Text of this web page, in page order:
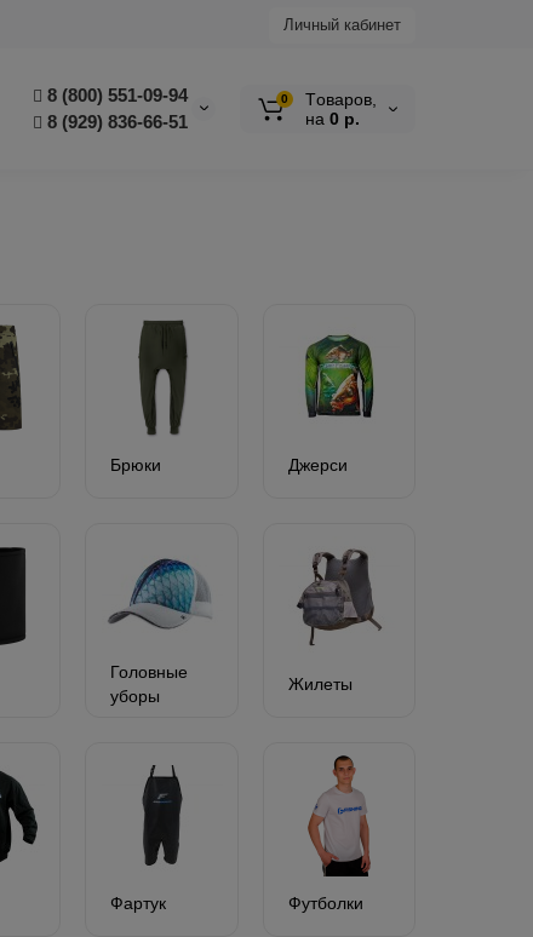
Личный кабинет
8 (800) 551-09-94
8 (929) 836-66-51
0
Tоваров,
на 0 р.
Брюки Джерси
Головные
уборы
Жилеты
Фартук Футболки